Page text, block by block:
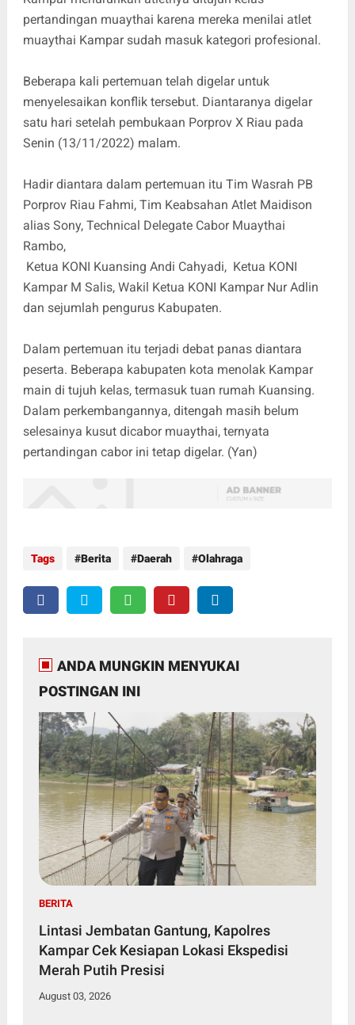
pertandingan muaythai karena mereka menilai atlet
muaythai Kampar sudah masuk kategori profesional.
Beberapa kali pertemuan telah digelar untuk
menyelesaikan konflik tersebut. Diantaranya digelar
satu hari setelah pembukaan Porprov X Riau pada
Senin (13/11/2022) malam.
Hadir diantara dalam pertemuan itu Tim Wasrah PB
Porprov Riau Fahmi, Tim Keabsahan Atlet Maidison
alias Sony, Technical Delegate Cabor Muaythai
Rambo,
Ketua KONI Kuansing Andi Cahyadi, Ketua KONI
Kampar M Salis, Wakil Ketua KONI Kampar Nur Adlin
dan sejumlah pengurus Kabupaten.
Dalam pertemuan itu terjadi debat panas diantara
peserta. Beberapa kabupaten kota menolak Kampar
main di tujuh kelas, termasuk tuan rumah Kuansing.
Dalam perkembangannya, ditengah masih belum
selesainya kusut dicabor muaythai, ternyata
pertandingan cabor ini tetap digelar. (Yan)
Tags Berita Daerah Olahraga
ANDA MUNGKIN MENYUKAI
POSTINGAN INI
BERITA
Lintasi Jembatan Gantung, Kapolres
Kampar Cek Kesiapan Lokasi Ekspedisi
Merah Putih Presisi
August 03, 2026